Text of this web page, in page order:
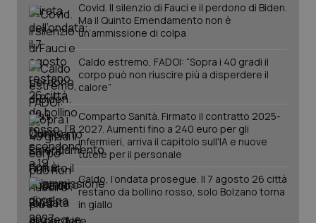
Covid. Il silenzio di Fauci e il perdono di Biden.
Ma il Quinto Emendamento non è
un’ammissione di colpa
Caldo estremo, FADOI: “Sopra i 40 gradi il
corpo può non riuscire più a disperdere il
calore”
Comparto Sanità. Firmato il contratto 2025-
2027. Aumenti fino a 240 euro per gli
infermieri, arriva il capitolo sull'IA e nuove
tutele per il personale
Caldo, l’ondata prosegue. Il 7 agosto 26 città
restano da bollino rosso, solo Bolzano torna
in giallo